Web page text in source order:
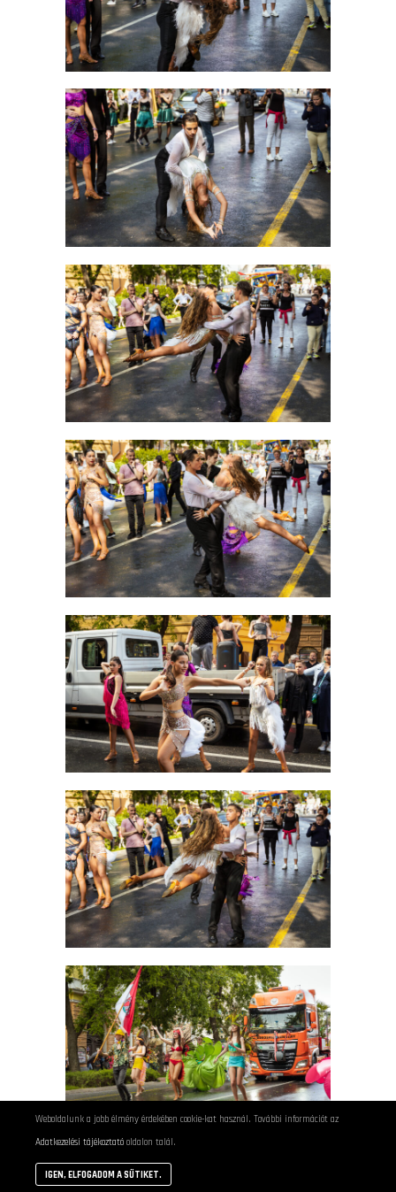
Weboldalunk a jobb élmény érdekében cookie-kat használ. További információt az
Adatkezelési tájékoztató oldalon talál.
IGEN, ELFOGADOM A SÜTIKET.